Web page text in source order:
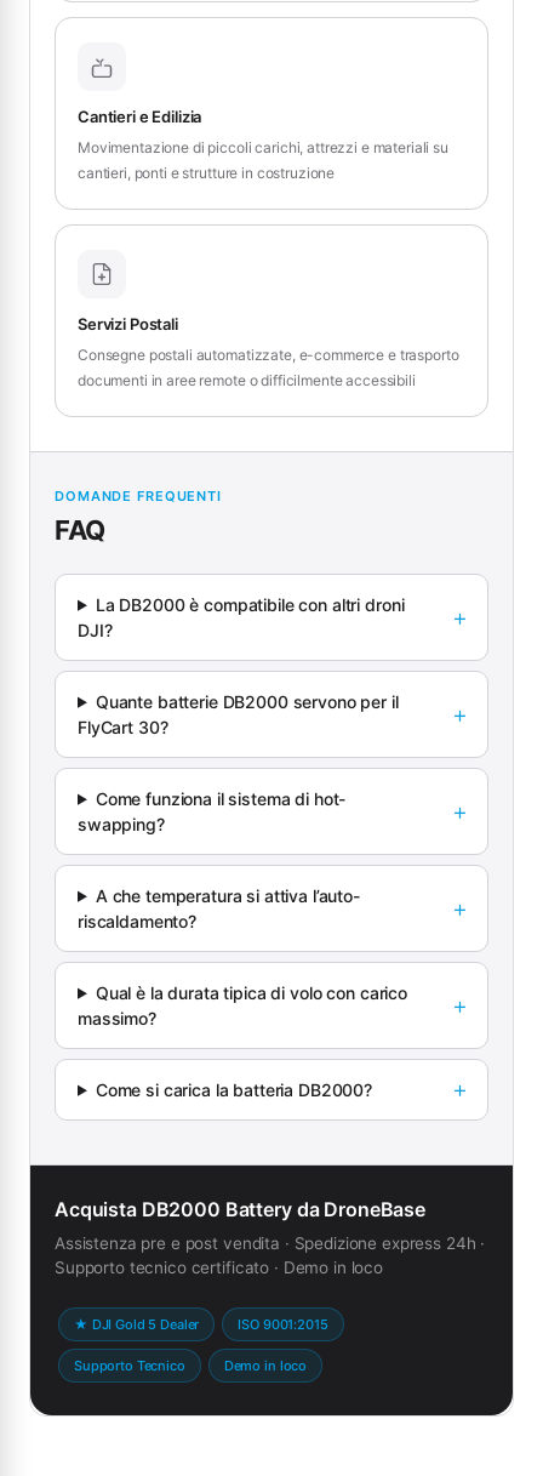
Cantieri e Edilizia
Movimentazione di piccoli carichi, attrezzi e materiali su
cantieri, ponti e strutture in costruzione
Servizi Postali
Consegne postali automatizzate, e-commerce e trasporto
documenti in aree remote o difficilmente accessibili
DOMANDE FREQUENTI
FAQ
La DB2000 è compatibile con altri droni
DJI?
Quante batterie DB2000 servono per il
FlyCart 30?
Come funziona il sistema di hot-
swapping?
A che temperatura si attiva l’auto-
riscaldamento?
Qual è la durata tipica di volo con carico
massimo?
Come si carica la batteria DB2000?
Acquista DB2000 Battery da DroneBase
Assistenza pre e post vendita · Spedizione express 24h ·
Supporto tecnico certificato · Demo in loco
★ DJI Gold 5 Dealer ISO 9001:2015
Supporto Tecnico Demo in loco